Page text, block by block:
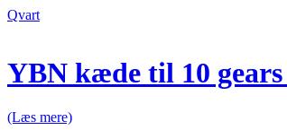
Qvart
YBN kæde til 10
(Læs mere)